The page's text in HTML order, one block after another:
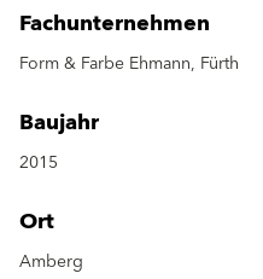
Fachunternehmen
Form & Farbe Ehmann, Fürth
Baujahr
2015
Ort
Amberg